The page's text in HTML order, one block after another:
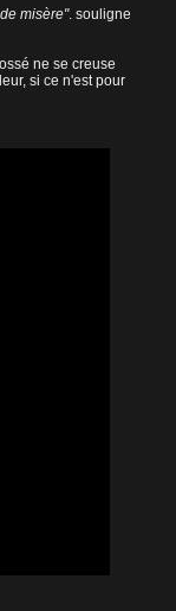
misère". souligne
ne se creuse
si ce n'est pour